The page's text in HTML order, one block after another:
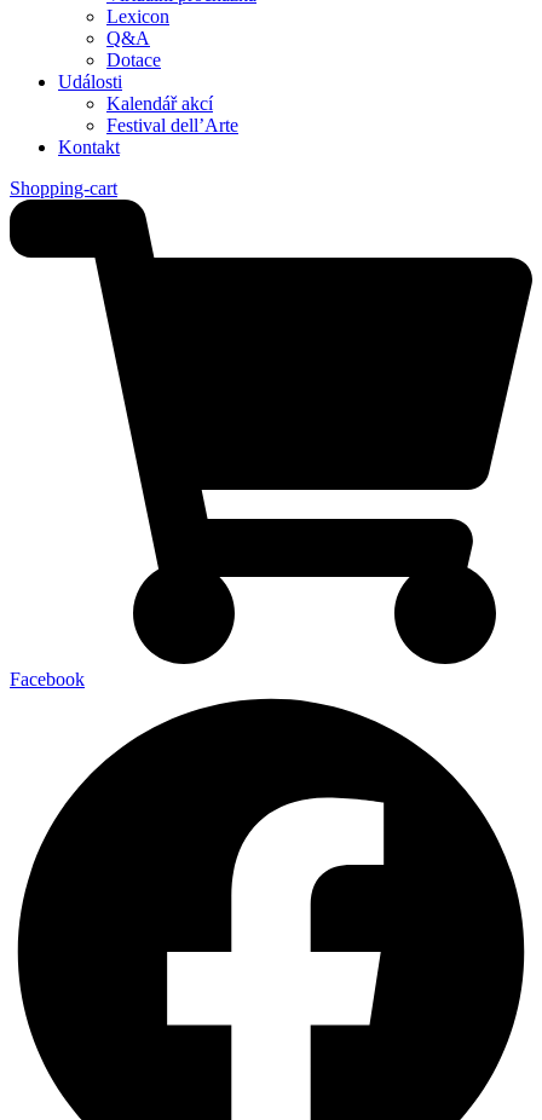
Lexicon
Q&A
Dotace
Události
Kalendář akcí
Festival dell’Arte
Kontakt
Shopping-cart
Facebook